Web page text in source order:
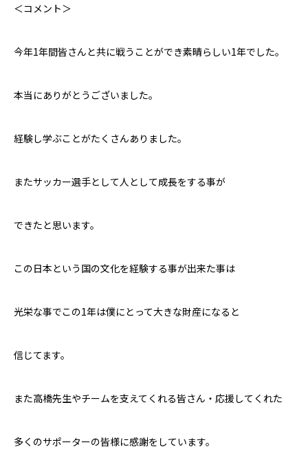
＜コメント＞
今年1年間皆さんと共に戦うことができ素晴らしい1年でした。
本当にありがとうございました。
経験し学ぶことがたくさんありました。
またサッカー選手として人として成長をする事が
できたと思います。
この日本という国の文化を経験する事が出来た事は
光栄な事でこの1年は僕にとって大きな財産になると
信じてます。
また高橋先生やチームを支えてくれる皆さん・応援してくれた
多くのサポーターの皆様に感謝をしています。